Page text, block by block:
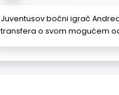
Juventusov bočni igrač
transfera o svom mogućem